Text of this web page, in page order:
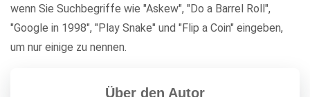
wenn Sie Suchbegriffe wie "Askew", "Do a Barrel Roll",
"Google in 1998", "Play Snake" und "Flip a Coin" eingeben,
um nur einige zu nennen.
Über den Autor